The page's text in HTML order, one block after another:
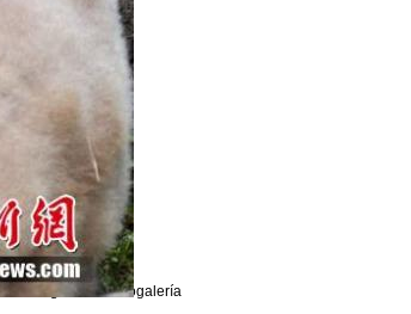
Foto original
Fotogalería